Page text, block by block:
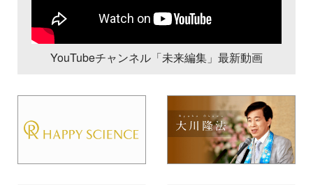
YouTubeチャンネル「未来編集」最新動画